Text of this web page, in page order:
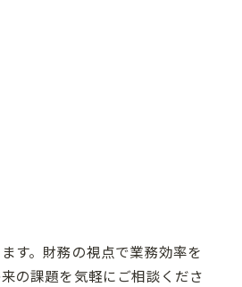
す。財務の視点で業務効率を
の課題を気軽にご相談くださ